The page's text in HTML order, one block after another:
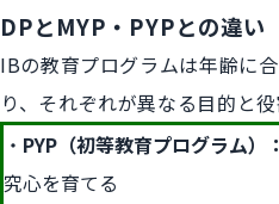
DPとMYP・PYPとの違い
IBの教育プログラムは年齢に
り、それぞれが異なる目的と役
PYP（初等教育プログラム）：
究心を育てる